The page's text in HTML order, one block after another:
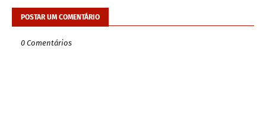
POSTAR UM COMENTÁRIO
0 Comentários